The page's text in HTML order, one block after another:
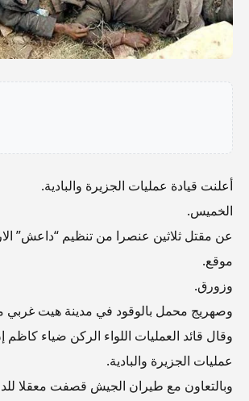
أعلنت قيادة عمليات الجزيرة والبادية.
الخميس.
عن مقتل ثلاثين عنصرا من تنظيم “داعش”
موقع.
وزورق.
وصهريج محمل بالوقود في مدينة هيت غربي
وقال قائد العمليات اللواء الركن ضياء
عمليات الجزيرة والبادية.
وبالتعاون مع طيران الجيش قصفت معقلا